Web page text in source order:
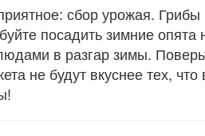
сбор урожая.
посадить зимние
в разгар зимы.
не будут вкуснее тех,